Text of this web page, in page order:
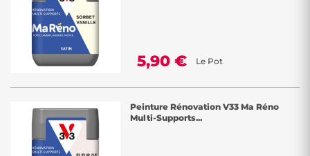
5,90 € Le Pot
Peinture Rénovation V33 Ma Réno
Multi-Supports...